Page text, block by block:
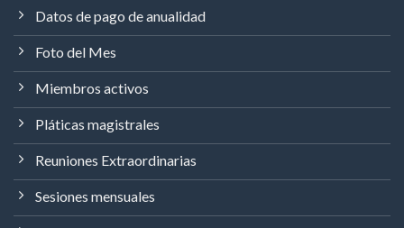
Datos de pago de anualidad
Foto del Mes
Miembros activos
Pláticas magistrales
Reuniones Extraordinarias
Sesiones mensuales